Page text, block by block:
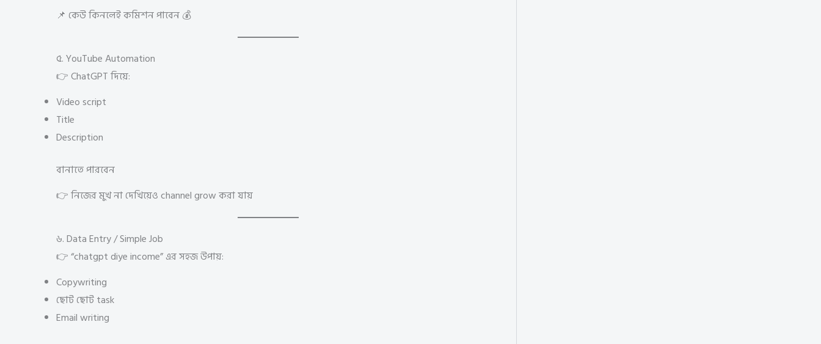
📌 কেউ কিনলেই কমিশন পাবেন 💰
৫. YouTube Automation
👉 ChatGPT দিয়ে:
Video script
Title
Description
বানাতে পারবেন
👉 নিজের মুখ না দেখিয়েও channel grow করা যায়
৬. Data Entry / Simple Job
👉 “chatgpt diye income” এর সহজ উপায়:
Copywriting
ছোট ছোট task
Email writing